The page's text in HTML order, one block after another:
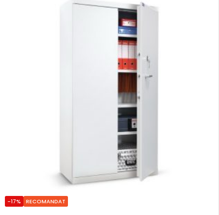
-17% RECOMANDAT
Precomanda